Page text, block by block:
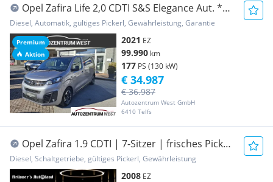
Premium
Aktion
Opel Zafira Life 2,0 CDTI S&S Elegance Aut. *7
Sitze...
Diesel, Automatik, gültiges Pickerl, Gewährleistung, Garantie
2021 EZ
99.990 km
177 PS (130 kW)
Autozentrum West GmbH
6410 Telfs
€ 36.987
€ 34.987
Opel Zafira 1.9 CDTI | 7-Sitzer | frisches Pickerl
|...
Diesel, Schaltgetriebe, gültiges Pickerl, Gewährleistung
2008 EZ